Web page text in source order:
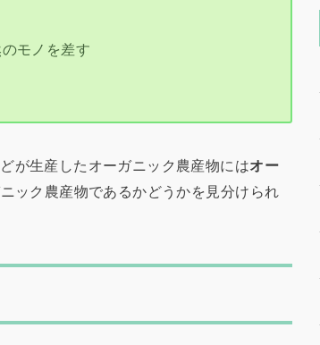
モノを差す
が生産したオーガニック農産物にはオー
ック農産物であるかどうかを見分けられ